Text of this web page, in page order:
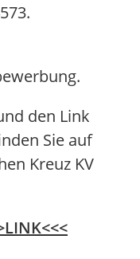
den Link
Sie auf
Kreuz KV